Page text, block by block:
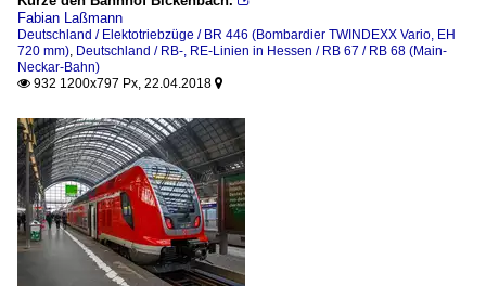
Fabian Laßmann
Deutschland / Elektotriebzüge / BR 446 (Bombardier TWINDEXX Vario, EH
720 mm), Deutschland / RB-, RE-Linien in Hessen / RB 67 / RB 68 (Main-
Neckar-Bahn)
 932 1200x797 Px, 22.04.2018 